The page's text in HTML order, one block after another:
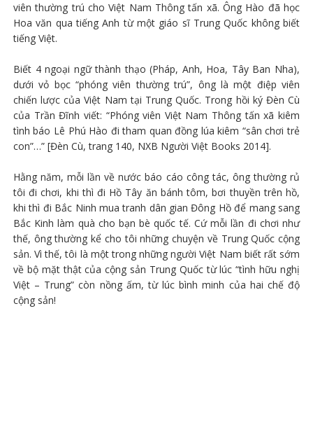
viên thường trú cho Việt Nam Thông tấn xã. Ông Hào đã học
Hoa văn qua tiếng Anh từ một giáo sĩ Trung Quốc không biết
tiếng Việt.
Biết 4 ngoại ngữ thành thạo (Pháp, Anh, Hoa, Tây Ban Nha),
dưới vỏ bọc “phóng viên thường trú”, ông là một điệp viên
chiến lược của Việt Nam tại Trung Quốc. Trong hồi ký Đèn Cù
của Trần Đĩnh viết: “Phóng viên Việt Nam Thông tấn xã kiêm
tình báo Lê Phú Hào đi tham quan đồng lúa kiêm “sân chơi trẻ
con”…” [Đèn Cù, trang 140, NXB Người Việt Books 2014].
Hằng năm, mỗi lần về nước báo cáo công tác, ông thường rủ
tôi đi chơi, khi thì đi Hồ Tây ăn bánh tôm, bơi thuyền trên hồ,
khi thì đi Bắc Ninh mua tranh dân gian Đông Hồ để mang sang
Bắc Kinh làm quà cho bạn bè quốc tế. Cứ mỗi lần đi chơi như
thế, ông thường kể cho tôi những chuyện về Trung Quốc cộng
sản. Vì thế, tôi là một trong những người Việt Nam biết rất sớm
về bộ mặt thật của cộng sản Trung Quốc từ lúc “tình hữu nghị
Việt – Trung” còn nồng ấm, từ lúc bình minh của hai chế độ
cộng sản!